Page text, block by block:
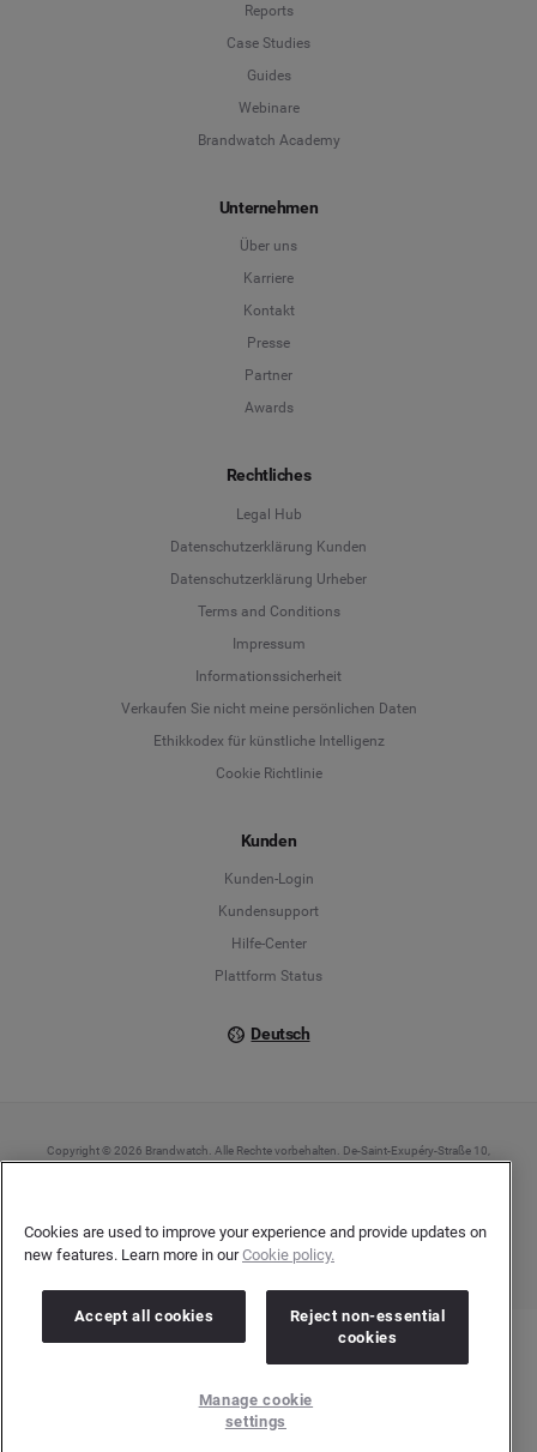
Reports
Case Studies
Guides
Webinare
Brandwatch Academy
Unternehmen
Über uns
Karriere
Kontakt
Presse
Partner
Awards
Rechtliches
Legal Hub
Datenschutzerklärung Kunden
Datenschutzerklärung Urheber
Terms and Conditions
Impressum
Informationssicherheit
Verkaufen Sie nicht meine persönlichen Daten
Ethikkodex für künstliche Intelligenz
Cookie Richtlinie
Kunden
Kunden-Login
Kundensupport
Hilfe-Center
Plattform Status
Deutsch
Deutsch
English
Copyright © 2026 Brandwatch. Alle Rechte vorbehalten. De-Saint-Exupéry-Straße 10,
Cookies are used to improve your experience and provide updates on
new features. Learn more in ourCookie policy.
Accept all cookies
Reject non-essential
cookies
Manage cookie
settings